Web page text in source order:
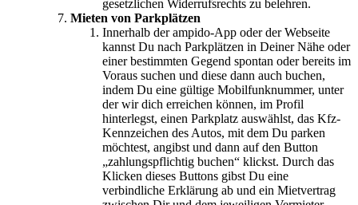
gesetzlichen Widerrufsrechts zu belehren.
Mieten von Parkplätzen
Innerhalb der ampido-App oder der Webseite
kannst Du nach Parkplätzen in Deiner Nähe oder
einer bestimmten Gegend spontan oder bereits im
Voraus suchen und diese dann auch buchen,
indem Du eine gültige Mobilfunknummer, unter
der wir dich erreichen können, im Profil
hinterlegst, einen Parkplatz auswählst, das Kfz-
Kennzeichen des Autos, mit dem Du parken
möchtest, angibst und dann auf den Button
„zahlungspflichtig buchen“ klickst. Durch das
Klicken dieses Buttons gibst Du eine
verbindliche Erklärung ab und ein Mietvertrag